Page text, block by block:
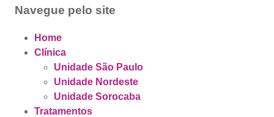
Navegue pelo site
Home
Clínica
Unidade São Paulo
Unidade Nordeste
Unidade Sorocaba
Tratamentos